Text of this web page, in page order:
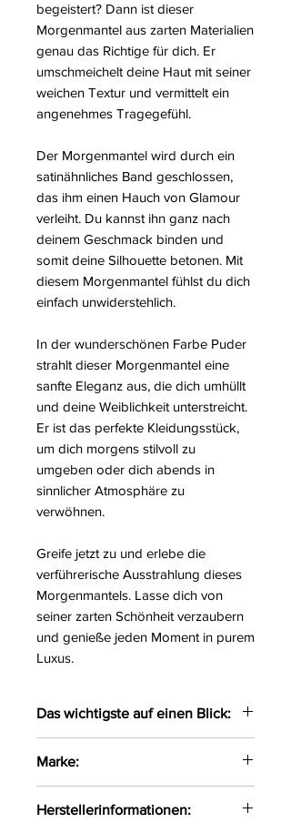
begeistert? Dann ist dieser
Morgenmantel aus zarten Materialien
genau das Richtige für dich. Er
umschmeichelt deine Haut mit seiner
weichen Textur und vermittelt ein
angenehmes Tragegefühl.
Der Morgenmantel wird durch ein
satinähnliches Band geschlossen,
das ihm einen Hauch von Glamour
verleiht. Du kannst ihn ganz nach
deinem Geschmack binden und
somit deine Silhouette betonen. Mit
diesem Morgenmantel fühlst du dich
einfach unwiderstehlich.
In der wunderschönen Farbe Puder
strahlt dieser Morgenmantel eine
sanfte Eleganz aus, die dich umhüllt
und deine Weiblichkeit unterstreicht.
Er ist das perfekte Kleidungsstück,
um dich morgens stilvoll zu
umgeben oder dich abends in
sinnlicher Atmosphäre zu
verwöhnen.
Greife jetzt zu und erlebe die
verführerische Ausstrahlung dieses
Morgenmantels. Lasse dich von
seiner zarten Schönheit verzaubern
und genieße jeden Moment in purem
Luxus.
Das wichtigste auf einen Blick:
gefertigt aus zarten Materialien
Das weiche Material liegt
angenehmen auf der Haut
Marke:
Herstellerinformationen: